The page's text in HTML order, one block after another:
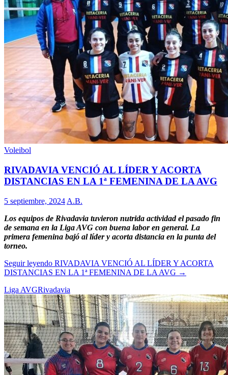
Voleibol
RIVADAVIA VENCIÓ AL LÍDER Y ACORTA
DISTANCIAS EN LA 1ª FEMENINA DE LA AVG
5 septiembre, 2024 A.B.
Los equipos de Rivadavia tuvieron nutrida actividad el pasado fin
de semana en la Liga AVG con buena labor en general. La
primera femenina bajó al líder y acorta distancia en la punta del
torneo.
Seguir leyendo RIVADAVIA VENCIÓ AL LÍDER Y ACORTA
DISTANCIAS EN LA 1ª FEMENINA DE LA AVG →
Liga AVGRivadavia